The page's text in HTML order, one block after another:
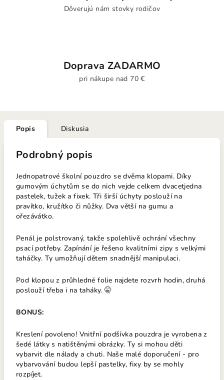
Dôverujú nám stovky rodičov
Doprava ZADARMO
pri nákupe nad 70 €
Popis Diskusia
Podrobný popis
Jednopatrové školní pouzdro se dvěma klopami. Díky
gumovým úchytům se do nich vejde celkem dvacetjedna
pastelek, tužek a fixek. Tři širší úchyty poslouží na
pravítko, kružítko či nůžky. Dva větší na gumu a
ořezávátko.
Penál je polstrovaný, takže spolehlivě ochrání všechny
psací potřeby. Zapínání je řešeno kvalitními zipy s velkými
taháčky. Ty umožňují dětem snadnější manipulaci.
Pod klopou z průhledné folie najdete rozvrh hodin, druhá
poslouží třeba i na taháky. 🤫
BONUS:
Kreslení povoleno! Vnitřní podšívka pouzdra je vyrobena z
šedé látky s natištěnými obrázky. Ty si mohou děti
vybarvit dle nálady a chuti. Naše malé doporučení - pro
vybarvování budou lepší pastelky, fixy by se mohly
rozpíjet.